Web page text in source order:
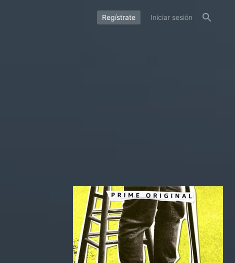
Regístrate Iniciar sesión